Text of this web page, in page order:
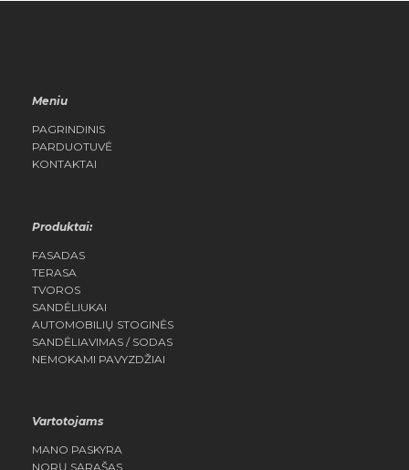
Meniu
PAGRINDINIS
PARDUOTUVĖ
KONTAKTAI
Produktai:
FASADAS
TERASA
TVOROS
SANDĖLIUKAI
AUTOMOBILIŲ STOGINĖS
SANDĖLIAVIMAS / SODAS
NEMOKAMI PAVYZDŽIAI
Vartotojams
MANO PASKYRA
NORŲ SĄRAŠAS